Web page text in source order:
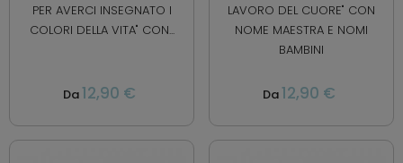
PER AVERCI INSEGNATO I
COLORI DELLA VITA" CON...
Da12,90 €
LAVORO DEL CUORE" CON
NOME MAESTRA E NOMI
BAMBINI
Da12,90 €